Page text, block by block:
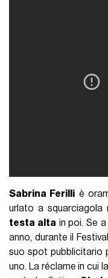
Sabrina Ferilli è
urlato a squarciagola
testa alta in poi. Se
anno, durante il
suo spot pubblicitario
uno. La réclame in cui